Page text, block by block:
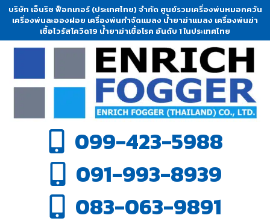
บริษัท เอ็นริช ฟ็อกเกอร์ (ประเทศไทย) จำกัด ศูนย์รวมเครื่องพ่นหมอกควัน
เครื่องพ่นละอองฝอย เครื่องพ่นกำจัดแมลง น้ำยาฆ่าแมลง เครื่องพ่นฆ่า
เชื้อไวรัสโควิด19 น้ำยาฆ่าเชื้อโรค อันดับ 1 ในประเทศไทย
099-423-5988
091-993-8939
083-063-9891